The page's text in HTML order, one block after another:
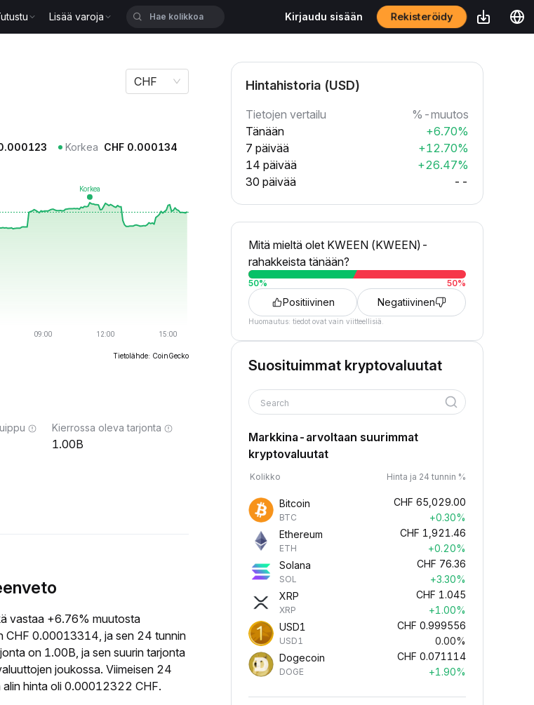
Lisää varoja Kirjaudu sisään Rekisteröidy
CHF
Korkea CHF 0.000134
Tietolähde: CoinGecko
Kierrossa oleva tarjonta
1.00B
vastaa +6.76% muutosta
CHF 0.00013314, ja sen 24 tunnin
on 1.00B, ja sen suurin tarjonta
joukossa. Viimeisen 24
hinta oli 0.00012322 CHF.
Hintahistoria (USD)
Tietojen vertailu
%-muutos
Tänään
+6.70%
7 päivää
+12.70%
14 päivää
+26.47%
30 päivää
--
Mitä mieltä olet KWEEN (KWEEN)-
rahakkeista tänään?
50% 50%
Positiivinen Negatiivinen
Huomautus: tiedot ovat vain viitteellisiä.
Suosituimmat kryptovaluutat
Search
Markkina-arvoltaan suurimmat
kryptovaluutat
Kolikko Hinta ja 24 tunnin %
Bitcoin
BTC
CHF 65,029.00
+0.30%
Ethereum
ETH
CHF 1,921.46
+0.20%
Solana
SOL
CHF 76.36
+3.30%
XRP
XRP
CHF 1.045
+1.00%
USD1
USD1
CHF 0.999556
0.00%
Dogecoin
DOGE
CHF 0.071114
+1.90%